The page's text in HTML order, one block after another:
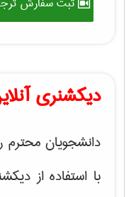
دیکشنری
دانشجویان محترم
با استفاده از